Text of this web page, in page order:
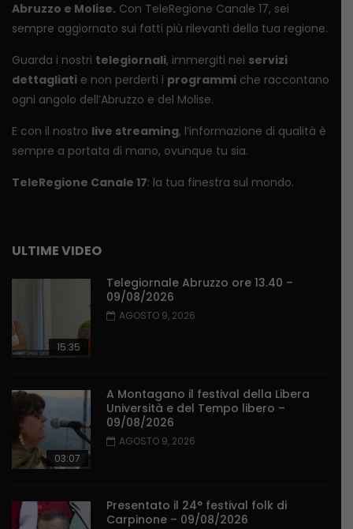
Abruzzo e Molise. Con TeleRegione Canale 17, sei
sempre aggiornato sui fatti più rilevanti della tua regione.
Guarda i nostri telegiornali, immergiti nei servizi
dettagliati e non perderti i programmi che raccontano
ogni angolo dell’Abruzzo e del Molise.
E con il nostro live streaming, l’informazione di qualità è
sempre a portata di mano, ovunque tu sia.
TeleRegione Canale 17: la tua finestra sul mondo.
ULTIME VIDEO
15:35
Telegiornale Abruzzo ore 13.40 –
09/08/2026
AGOSTO 9, 2026
03:07
A Montagano il festival della Libera
Università e del Tempo libero –
09/08/2026
AGOSTO 9, 2026
Presentato il 24° festival folk di
Carpinone – 09/08/2026